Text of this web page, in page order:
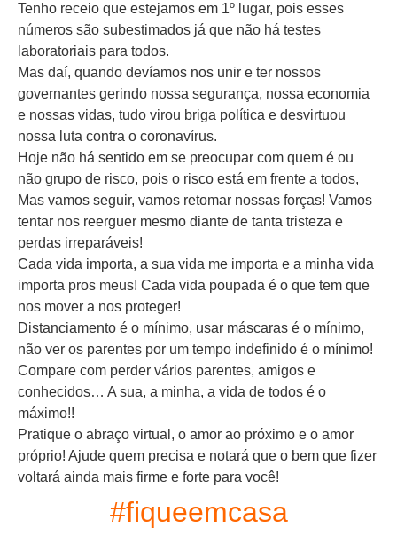
Tenho receio que estejamos em 1º lugar, pois esses
números são subestimados já que não há testes
laboratoriais para todos.
Mas daí, quando devíamos nos unir e ter nossos
governantes gerindo nossa segurança, nossa economia
e nossas vidas, tudo virou briga política e desvirtuou
nossa luta contra o coronavírus.
Hoje não há sentido em se preocupar com quem é ou
não grupo de risco, pois o risco está em frente a todos,
Mas vamos seguir, vamos retomar nossas forças! Vamos
tentar nos reerguer mesmo diante de tanta tristeza e
perdas irreparáveis!
Cada vida importa, a sua vida me importa e a minha vida
importa pros meus! Cada vida poupada é o que tem que
nos mover a nos proteger!
Distanciamento é o mínimo, usar máscaras é o mínimo,
não ver os parentes por um tempo indefinido é o mínimo!
Compare com perder vários parentes, amigos e
conhecidos… A sua, a minha, a vida de todos é o
máximo!!
Pratique o abraço virtual, o amor ao próximo e o amor
próprio! Ajude quem precisa e notará que o bem que fizer
voltará ainda mais firme e forte para você!
#fiqueemcasa